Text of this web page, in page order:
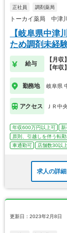
正社員 調剤薬局
トーカイ薬局 中津
【岐阜県中
ため調剤未経
給与
【月
【年
勤務地 岐阜県
アクセス ＪＲ中
年収600万円以上可 新
原則、引越しを伴う転勤
車通勤可
店舗数30以上
求人の詳
更新日：2023年2月8日